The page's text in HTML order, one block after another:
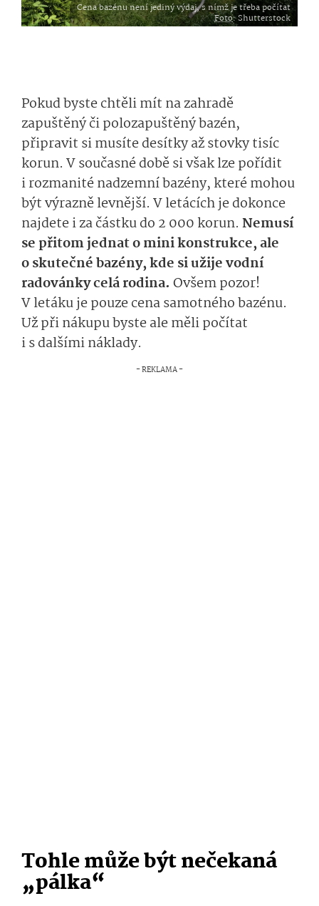
Cena bazénu není jediný výdaj, s nímž je třeba počítat
Foto: Shutterstock
Pokud byste chtěli mít na zahradě
zapuštěný či polozapuštěný bazén,
připravit si musíte desítky až stovky tisíc
korun. V současné době si však lze pořídit
i rozmanité nadzemní bazény, které mohou
být výrazně levnější. V letácích je dokonce
najdete i za částku do 2 000 korun. Nemusí
se přitom jednat o mini konstrukce, ale
o skutečné bazény, kde si užije vodní
radovánky celá rodina. Ovšem pozor!
V letáku je pouze cena samotného bazénu.
Už při nákupu byste ale měli počítat
i s dalšími náklady.
Tohle může být nečekaná
„pálka“